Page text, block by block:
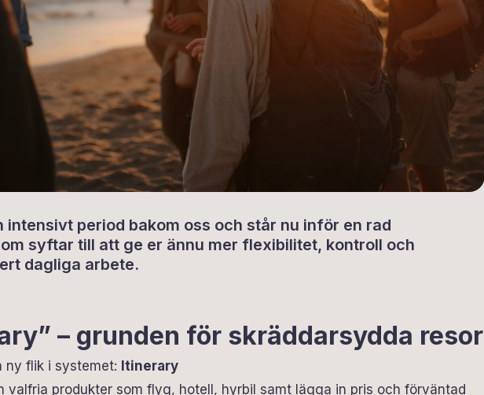
intensivt period bakom oss och står nu inför en rad
syftar till att ge er ännu mer flexibilitet, kontroll och
dagliga arbete.‍
– grunden för skräddarsydda resor
ny flik i systemet: Itinerary
valfria produkter som flyg, hotell, hyrbil samt lägga in pris och förväntad